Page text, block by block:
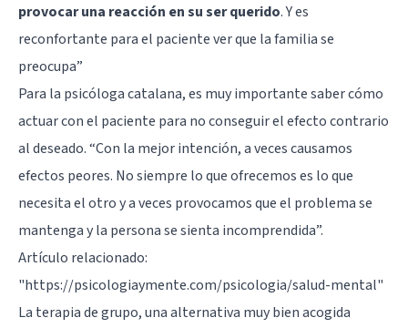
provocar una reacción en su ser querido. Y es
reconfortante para el paciente ver que la familia se
preocupa”
Para la psicóloga catalana, es muy importante saber cómo
actuar con el paciente para no conseguir el efecto contrario
al deseado. “Con la mejor intención, a veces causamos
efectos peores. No siempre lo que ofrecemos es lo que
necesita el otro y a veces provocamos que el problema se
mantenga y la persona se sienta incomprendida”.
Artículo relacionado:
"https://psicologiaymente.com/psicologia/salud-mental"
La terapia de grupo, una alternativa muy bien acogida